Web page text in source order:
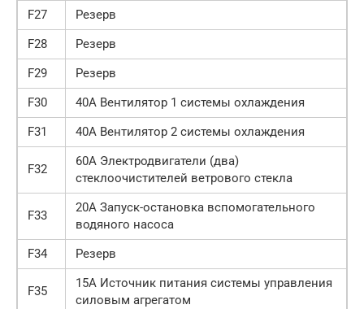
F27
Резерв
F28
Резерв
F29
Резерв
F30
40А Вентилятор 1 системы охлаждения
F31
40А Вентилятор 2 системы охлаждения
F32
60А Электродвигатели (два)
стеклоочистителей ветрового стекла
F33
20А Запуск-остановка вспомогательного
водяного насоса
F34
Резерв
F35
15А Источник питания системы управления
силовым агрегатом